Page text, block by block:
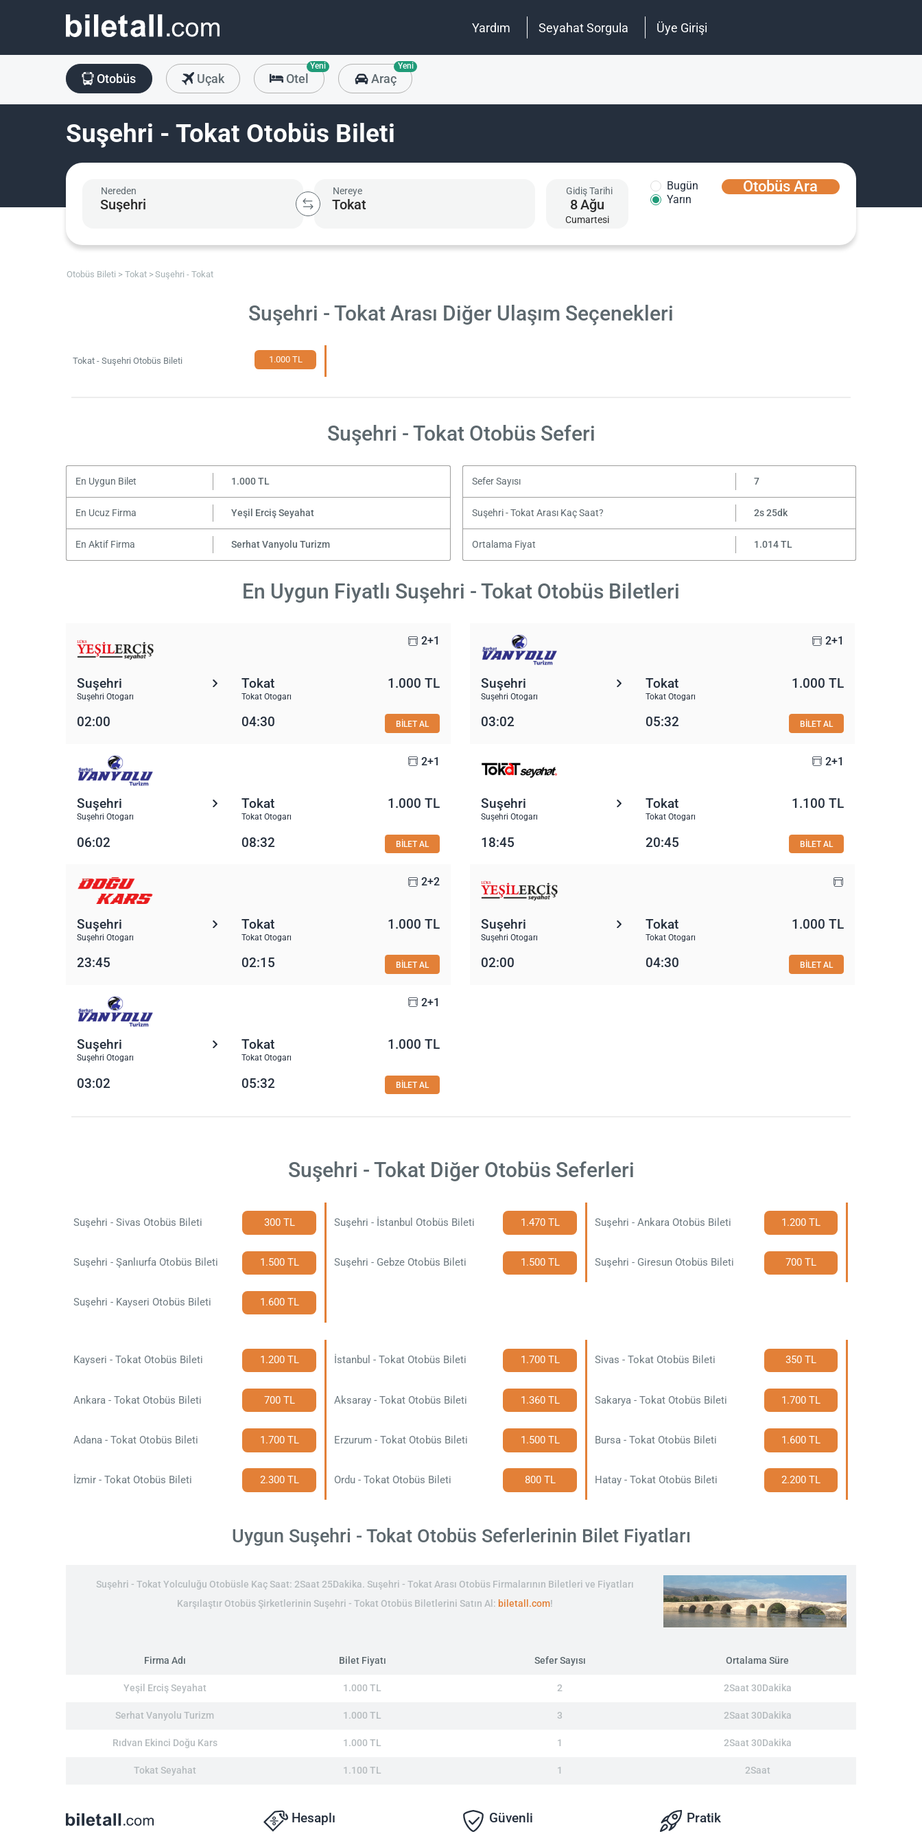
Yardım Seyahat Sorgula Üye Girişi
Otobüs Uçak Otel
Yeni
Araç
Yeni
Suşehri - Tokat Otobüs Bileti
Nereden Nereye Gidiş Tarihi
8Ağu
Cumartesi
Bugün
Yarın
Otobüs Ara
Otobüs Bileti Tokat Suşehri - Tokat
Suşehri - Tokat Arası Diğer Ulaşım Seçenekleri
Tokat - Suşehri Otobüs Bileti 1.000 TL
Suşehri - Tokat Otobüs Seferi
En Uygun Bilet 1.000 TL Sefer Sayısı 7
En Ucuz Firma Yeşil Erciş Seyahat Suşehri - Tokat Arası Kaç Saat? 2s 25dk
En Aktif Firma Serhat Vanyolu Turizm Ortalama Fiyat 1.014 TL
En Uygun Fiyatlı Suşehri - Tokat Otobüs Biletleri
2+1
Suşehri
Suşehri Otogarı
Tokat
Tokat Otogarı
1.000 TL
02:00 04:30 BİLET AL
2+1
Suşehri
Suşehri Otogarı
Tokat
Tokat Otogarı
1.000 TL
03:02 05:32 BİLET AL
2+1
Suşehri
Suşehri Otogarı
Tokat
Tokat Otogarı
1.000 TL
06:02 08:32 BİLET AL
2+1
Suşehri
Suşehri Otogarı
Tokat
Tokat Otogarı
1.100 TL
18:45 20:45 BİLET AL
2+2
Suşehri
Suşehri Otogarı
Tokat
Tokat Otogarı
1.000 TL
23:45 02:15 BİLET AL
Suşehri
Suşehri Otogarı
Tokat
Tokat Otogarı
1.000 TL
02:00 04:30 BİLET AL
2+1
Suşehri
Suşehri Otogarı
Tokat
Tokat Otogarı
1.000 TL
03:02 05:32 BİLET AL
Suşehri - Tokat Diğer Otobüs Seferleri
Suşehri - Sivas Otobüs Bileti 300 TL Suşehri - İstanbul Otobüs Bileti 1.470 TL Suşehri - Ankara Otobüs Bileti 1.200 TL
Suşehri - Şanlıurfa Otobüs Bileti 1.500 TL Suşehri - Gebze Otobüs Bileti 1.500 TL Suşehri - Giresun Otobüs Bileti 700 TL
Suşehri - Kayseri Otobüs Bileti 1.600 TL
Kayseri - Tokat Otobüs Bileti 1.200 TL İstanbul - Tokat Otobüs Bileti 1.700 TL Sivas - Tokat Otobüs Bileti 350 TL
Ankara - Tokat Otobüs Bileti 700 TL Aksaray - Tokat Otobüs Bileti 1.360 TL Sakarya - Tokat Otobüs Bileti 1.700 TL
Adana - Tokat Otobüs Bileti 1.700 TL Erzurum - Tokat Otobüs Bileti 1.500 TL Bursa - Tokat Otobüs Bileti 1.600 TL
İzmir - Tokat Otobüs Bileti 2.300 TL Ordu - Tokat Otobüs Bileti 800 TL Hatay - Tokat Otobüs Bileti 2.200 TL
Uygun Suşehri - Tokat Otobüs Seferlerinin Bilet Fiyatları
Suşehri - Tokat Yolculuğu Otobüsle Kaç Saat: 2Saat 25Dakika. Suşehri - Tokat Arası Otobüs Firmalarının Biletleri ve Fiyatları
Karşılaştır Otobüs Şirketlerinin Suşehri - Tokat Otobüs Biletlerini Satın Al: biletall.com!
Firma Adı Bilet Fiyatı Sefer Sayısı Ortalama Süre
Yeşil Erciş Seyahat 1.000 TL 2 2Saat 30Dakika
Serhat Vanyolu Turizm 1.000 TL 3 2Saat 30Dakika
Rıdvan Ekinci Doğu Kars 1.000 TL 1 2Saat 30Dakika
Tokat Seyahat 1.100 TL 1 2Saat
Hesaplı Güvenli Pratik